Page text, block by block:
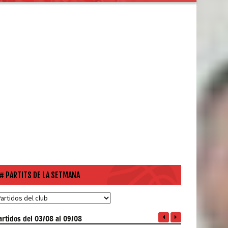
PARTITS DE LA SETMANA
del 03/08 al 09/08